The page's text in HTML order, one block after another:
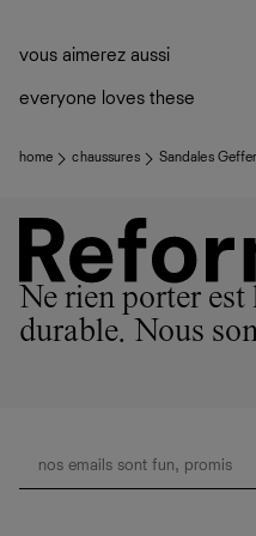
vous aimerez aussi
everyone loves these
home chaussures Sandales
Ne rien porter
durable. Nous